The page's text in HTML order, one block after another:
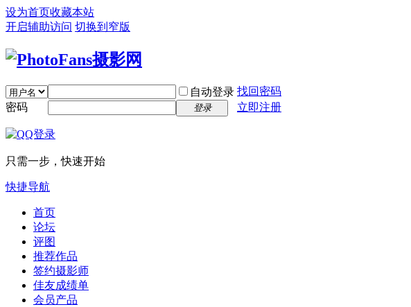
设为首页收藏本站
开启辅助访问 切换到窄版
自动登录 找回密码
密码
登录 立即注册
只需一步，快速开始
快捷导航
首页
论坛
评图
推荐作品
签约摄影师
佳友成绩单
会员产品